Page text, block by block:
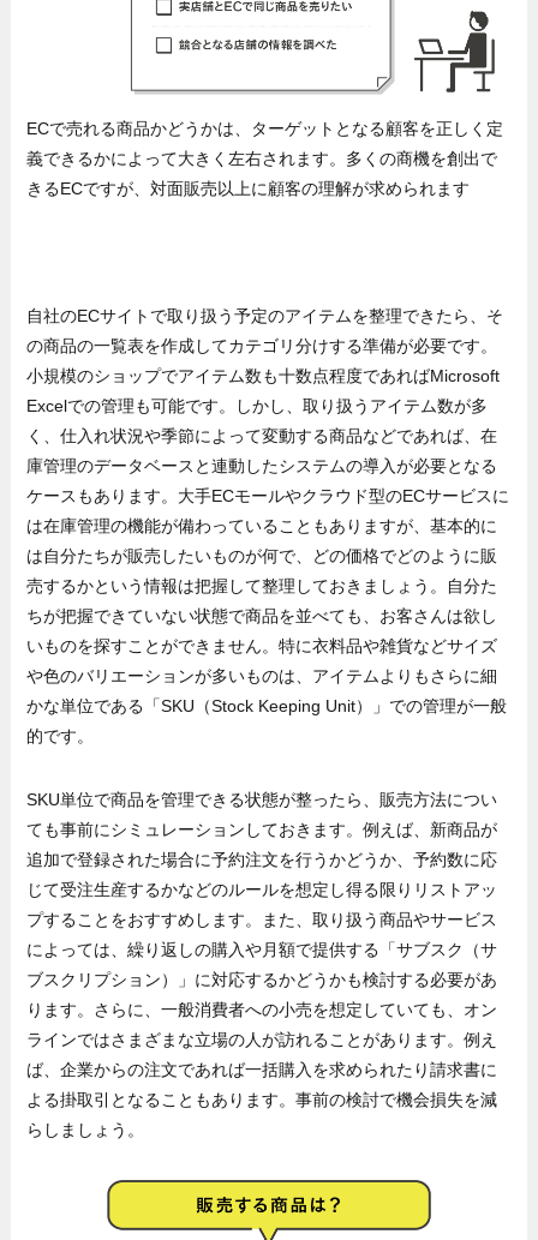
ECで売れる商品かどうかは、ターゲットとなる顧客を正しく定
義できるかによって大きく左右されます。多くの商機を創出で
きるECですが、対面販売以上に顧客の理解が求められます
自社のECサイトで取り扱う予定のアイテムを整理できたら、そ
の商品の一覧表を作成してカテゴリ分けする準備が必要です。
小規模のショップでアイテム数も十数点程度であればMicrosoft
Excelでの管理も可能です。しかし、取り扱うアイテム数が多
く、仕入れ状況や季節によって変動する商品などであれば、在
庫管理のデータベースと連動したシステムの導入が必要となる
ケースもあります。大手ECモールやクラウド型のECサービスに
は在庫管理の機能が備わっていることもありますが、基本的に
は自分たちが販売したいものが何で、どの価格でどのように販
売するかという情報は把握して整理しておきましょう。自分た
ちが把握できていない状態で商品を並べても、お客さんは欲し
いものを探すことができません。特に衣料品や雑貨などサイズ
や色のバリエーションが多いものは、アイテムよりもさらに細
かな単位である「SKU（Stock Keeping Unit）」での管理が一般
的です。
SKU単位で商品を管理できる状態が整ったら、販売方法につい
ても事前にシミュレーションしておきます。例えば、新商品が
追加で登録された場合に予約注文を行うかどうか、予約数に応
じて受注生産するかなどのルールを想定し得る限りリストアッ
プすることをおすすめします。また、取り扱う商品やサービス
によっては、繰り返しの購入や月額で提供する「サブスク（サ
ブスクリプション）」に対応するかどうかも検討する必要があ
ります。さらに、一般消費者への小売を想定していても、オン
ラインではさまざまな立場の人が訪れることがあります。例え
ば、企業からの注文であれば一括購入を求められたり請求書に
よる掛取引となることもあります。事前の検討で機会損失を減
らしましょう。